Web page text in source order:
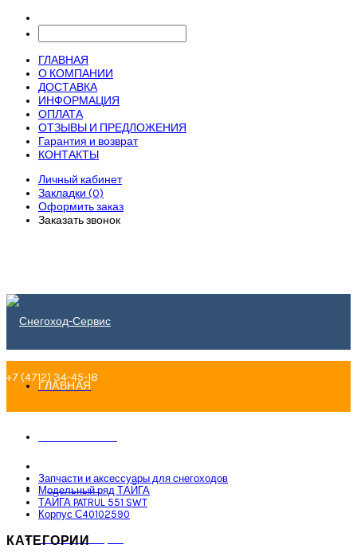
ГЛАВНАЯ
О КОМПАНИИ
ДОСТАВКА
ИНФОРМАЦИЯ
ОПЛАТА
ОТЗЫВЫ И ПРЕДЛОЖЕНИЯ
Гарантия и возврат
КОНТАКТЫ
Личный кабинет
Закладки (0)
Оформить заказ
Заказать звонок
+7 (4712) 34-45-18
+7-910-731-01-18
snegohod_servis@mail.ru
ГЛАВНАЯ
ДОСТАВКА
ИНФОРМАЦИЯ
Запчасти и аксессуары для снегоходов
Модельный ряд ТАЙГА
ТАЙГА PATRUL 551 SWT
Корпус С40102590
КАТЕГОРИИ